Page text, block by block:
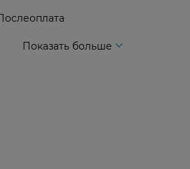
Показать больше